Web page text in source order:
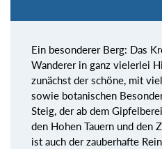
Ein besonderer Berg: Das
Wanderer in ganz vielerlei
zunächst der schöne, mit
sowie botanischen
Steig, der ab dem
den Hohen Tauern und den
ist auch der zauberhafte